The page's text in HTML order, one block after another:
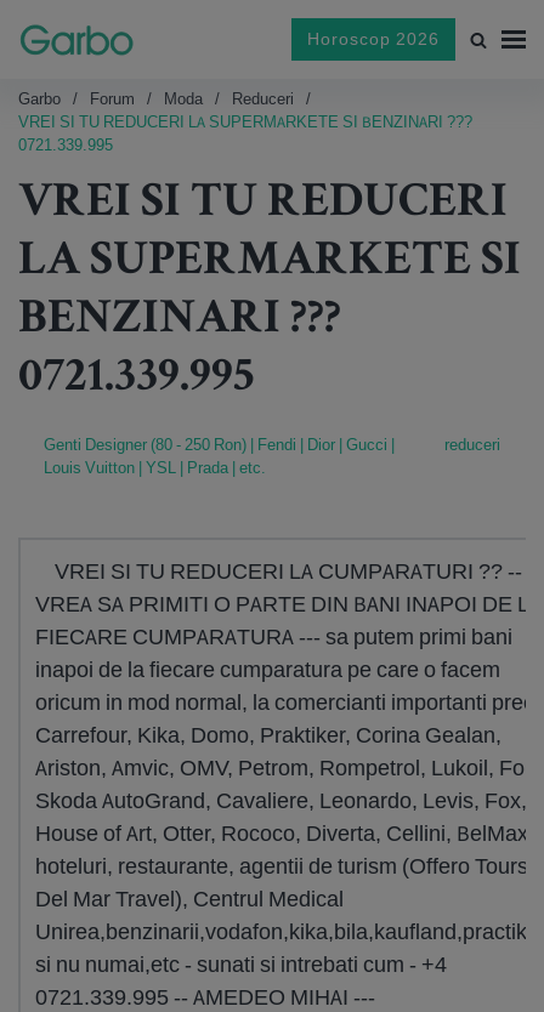
Horoscop 2026
Garbo Forum Moda
Reduceri
VREI SI TU REDUCERI LA SUPERMARKETE SI BENZINARI ???
0721.339.995
VREI SI TU REDUCERI
LA SUPERMARKETE SI
BENZINARI ???
0721.339.995
Genti Designer (80 - 250 Ron) | Fendi | Dior | Gucci |
Louis Vuitton | YSL | Prada | etc.
reduceri
VREI SI TU REDUCERI LA CUMPARATURI ?? --
VREA SA PRIMITI O PARTE DIN BANI INAPOI DE LA
FIECARE CUMPARATURA --- sa putem primi bani
inapoi de la fiecare cumparatura pe care o facem
oricum in mod normal, la comercianti importanti
Carrefour, Kika, Domo, Praktiker, Corina Gealan,
Ariston, Amvic, OMV, Petrom, Rompetrol, Lukoil,
Skoda AutoGrand, Cavaliere, Leonardo, Levis, Fox,
House of Art, Otter, Rococo, Diverta, Cellini, BelMax,
hoteluri, restaurante, agentii de turism (Offero Tours,
Del Mar Travel), Centrul Medical
si nu numai,etc - sunati si intrebati cum - +4
0721.339.995 -- AMEDEO MIHAI ---